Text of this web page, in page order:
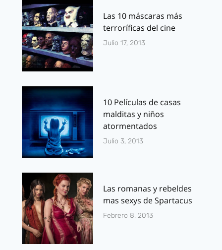
Las 10 máscaras más
terroríficas del cine
Julio 17, 2013
10 Películas de casas
malditas y niños
atormentados
Julio 3, 2013
Las romanas y rebeldes
mas sexys de Spartacus
Febrero 8, 2013